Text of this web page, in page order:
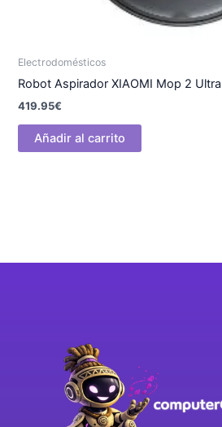
Electrodomésticos
Robot Aspirador XIAOMI Mop 2
419.95€
Añadir al carrito